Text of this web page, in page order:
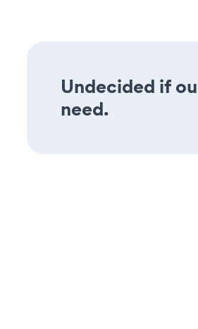
Undecided if
need.